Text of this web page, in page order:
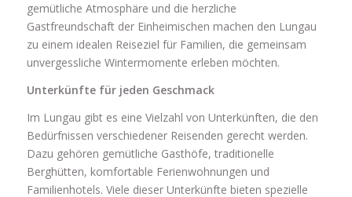
gemütliche Atmosphäre und die herzliche
Gastfreundschaft der Einheimischen machen den Lungau
zu einem idealen Reiseziel für Familien, die gemeinsam
unvergessliche Wintermomente erleben möchten.
Unterkünfte für jeden Geschmack
Im Lungau gibt es eine Vielzahl von Unterkünften, die den
Bedürfnissen verschiedener Reisenden gerecht werden.
Dazu gehören gemütliche Gasthöfe, traditionelle
Berghütten, komfortable Ferienwohnungen und
Familienhotels. Viele dieser Unterkünfte bieten spezielle